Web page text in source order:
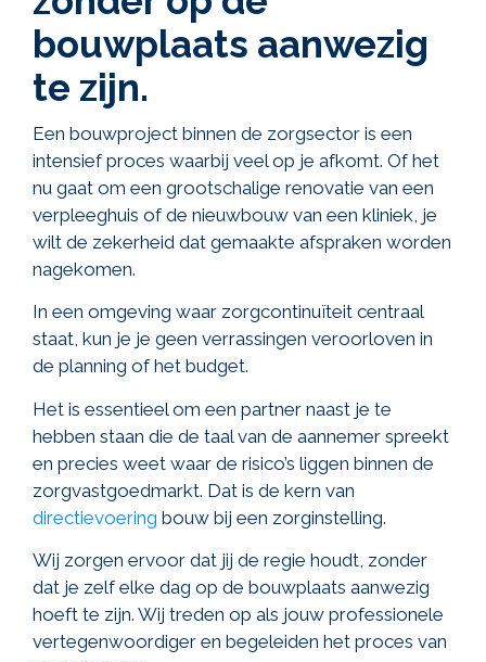
bouwplaats aanwezig
te zijn.
Een bouwproject binnen de zorgsector is een
intensief proces waarbij veel op je afkomt. Of het
nu gaat om een grootschalige renovatie van een
verpleeghuis of de nieuwbouw van een kliniek, je
wilt de zekerheid dat gemaakte afspraken worden
nagekomen.
In een omgeving waar zorgcontinuïteit centraal
staat, kun je je geen verrassingen veroorloven in
de planning of het budget.
Het is essentieel om een partner naast je te
hebben staan die de taal van de aannemer spreekt
en precies weet waar de risico’s liggen binnen de
zorgvastgoedmarkt. Dat is de kern van
directievoering bouw bij een zorginstelling.
Wij zorgen ervoor dat jij de regie houdt, zonder
dat je zelf elke dag op de bouwplaats aanwezig
hoeft te zijn. Wij treden op als jouw professionele
vertegenwoordiger en begeleiden het proces van